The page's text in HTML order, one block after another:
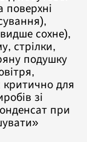
поверхні
сохне),
стрілки,
подушку
критично для
зі
при